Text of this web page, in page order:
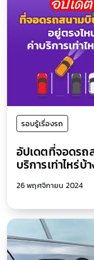
รอบรู้เรื่องรถ
อัปเดตที่จอดรถ
บริการเท่าไหร่บ้
26 พฤศจิกายน 2024